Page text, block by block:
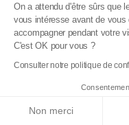
On a attendu d'être sûrs que
vous intéresse avant de vous
accompagner pendant votre
C'est OK pour vous ?
Consulter notre politique de
Non merci
[Portogallo] Fiscale: IVA,
azienda è